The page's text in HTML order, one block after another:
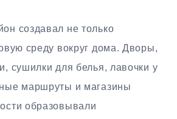
создавал не только
среду вокруг дома. Дворы,
сушилки для белья, лавочки у
маршруты и магазины
образовывали